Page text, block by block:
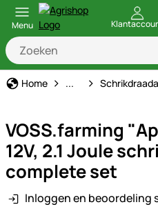
Menu
Home Schrikdraad
...
VOSS.farming
12V, 2.1 Joule
complete set
Inloggen en beoordeling